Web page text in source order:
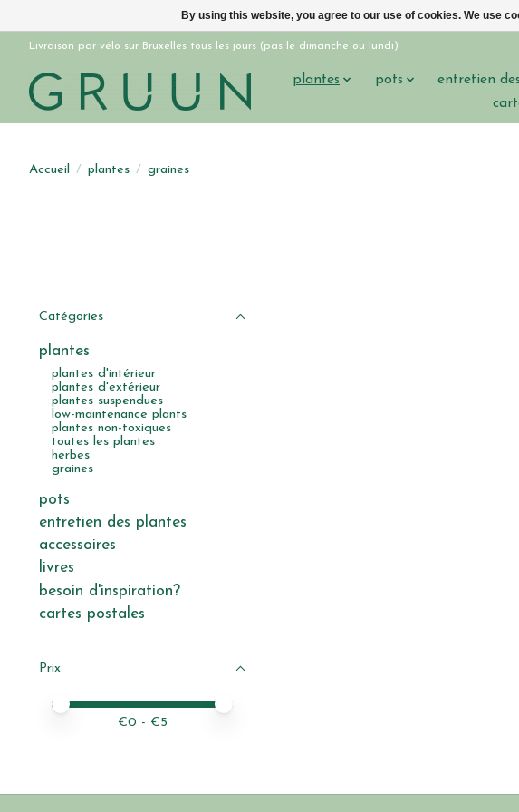
Livraison par vélo sur Bruxelles tous les jours (pas le dimanche ou lundi)
plantes pots entretien
Accueil / plantes / graines
Catégories
plantes
plantes d'intérieur
plantes d'extérieur
plantes suspendues
low-maintenance plants
plantes non-toxiques
toutes les plantes
herbes
graines
pots
entretien des plantes
accessoires
livres
besoin d'inspiration?
cartes postales
Prix
Prix minimum
Price maximum value
€0 - €5
By using this website, you agree to our use of cookies. We use